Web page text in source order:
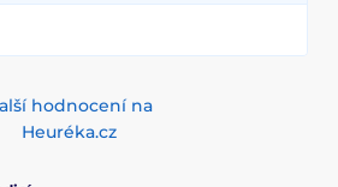
hodnocení na
Heuréka.cz